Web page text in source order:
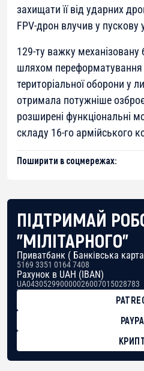
захищати її від ударних
FPV-дрон влучив у пускову
129-ту важку механізовану
шляхом переформатування
територіальної оборони у
отримала потужніше
розширені функціональні
складу 16-го армійського
Поширити в соцмережах:
ПІДТРИМАЙ
"МІЛІТАРНОГО"
Приватбанк ( Банківська
5169 3351 0164 7408
Рахунок в UAH (IBAN)
UA043052990000026007015028783